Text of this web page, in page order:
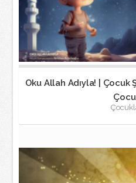
Oku Allah Adıyla! | Çocuk